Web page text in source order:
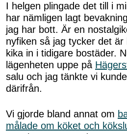
I helgen plingade det till i
har nämligen lagt
jag har bott. Är en
nyfiken så jag tycker det
kika in i tidigare bostäder.
lägenheten uppe på
salu och jag tänkte vi
därifrån.
Vi gjorde bland annat om
målade om köket och